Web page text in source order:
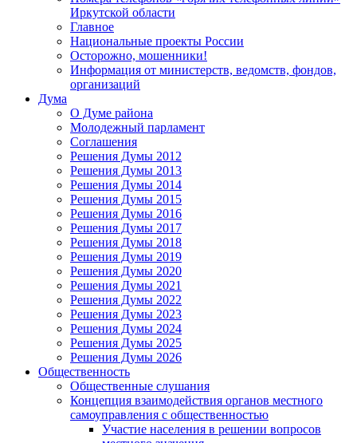
Иркутской области
Главное
Национальные проекты России
Осторожно, мошенники!
Информация от министерств, ведомств, фондов,
организаций
Дума
О Думе района
Молодежный парламент
Соглашения
Решения Думы 2012
Решения Думы 2013
Решения Думы 2014
Решения Думы 2015
Решения Думы 2016
Решения Думы 2017
Решения Думы 2018
Решения Думы 2019
Решения Думы 2020
Решения Думы 2021
Решения Думы 2022
Решения Думы 2023
Решения Думы 2024
Решения Думы 2025
Решения Думы 2026
Общественность
Общественные слушания
Концепция взаимодействия органов местного
самоуправления с общественностью
Участие населения в решении вопросов